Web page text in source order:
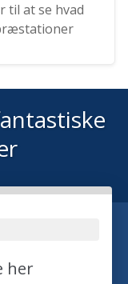
til at se hvad
her